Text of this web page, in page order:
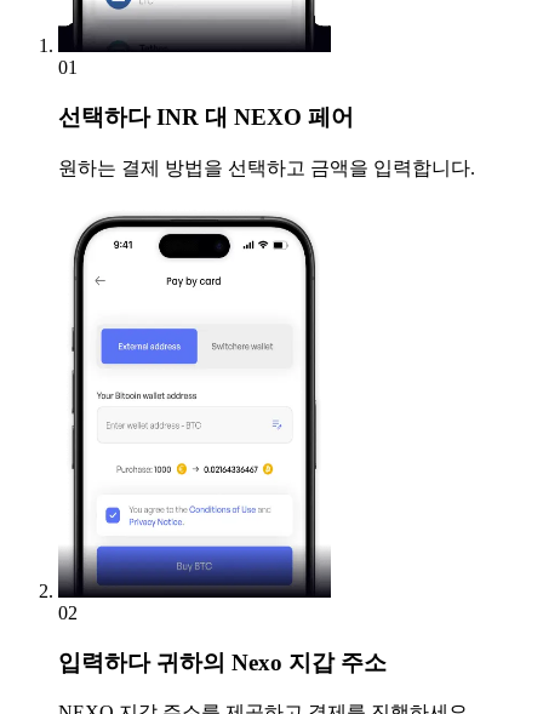
01
선택하다INR 대 NEXO 페어
원하는 결제 방법을 선택하고 금액을 입력합니다.
02
입력하다귀하의 Nexo 지갑 주소